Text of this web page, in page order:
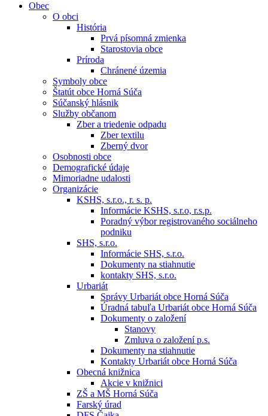
Obec
O obci
História
Prvá písomná zmienka
Starostovia obce
Príroda
Chránené územia
Symboly obce
Štatút obce Horná Súča
Súčanský hlásnik
Služby občanom
Zber a triedenie odpadu
Zber textilu
Zberný dvor
Osobnosti obce
Demografické údaje
Mimoriadne udalosti
Organizácie
KSHS, s.r.o., r. s. p.
Informácie KSHS, s.r.o, r.s.p.
Poradný výbor registrovaného sociálneho
podniku
SHS, s.r.o.
Informácie SHS, s.r.o.
Dokumenty na stiahnutie
kontakty SHS, s.r.o.
Urbariát
Správy Urbariát obce Horná Súča
Úradná tabuľa Urbariát obce Horná Súča
Dokumenty o založení
Stanovy
Zmluva o založení p.s.
Dokumenty na stiahnutie
Kontakty Urbariát obce Horná Súča
Obecná knižnica
Akcie v knižnici
ZŠ a MŠ Horná Súča
Farský úrad